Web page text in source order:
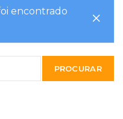
encontrado
PROCURAR